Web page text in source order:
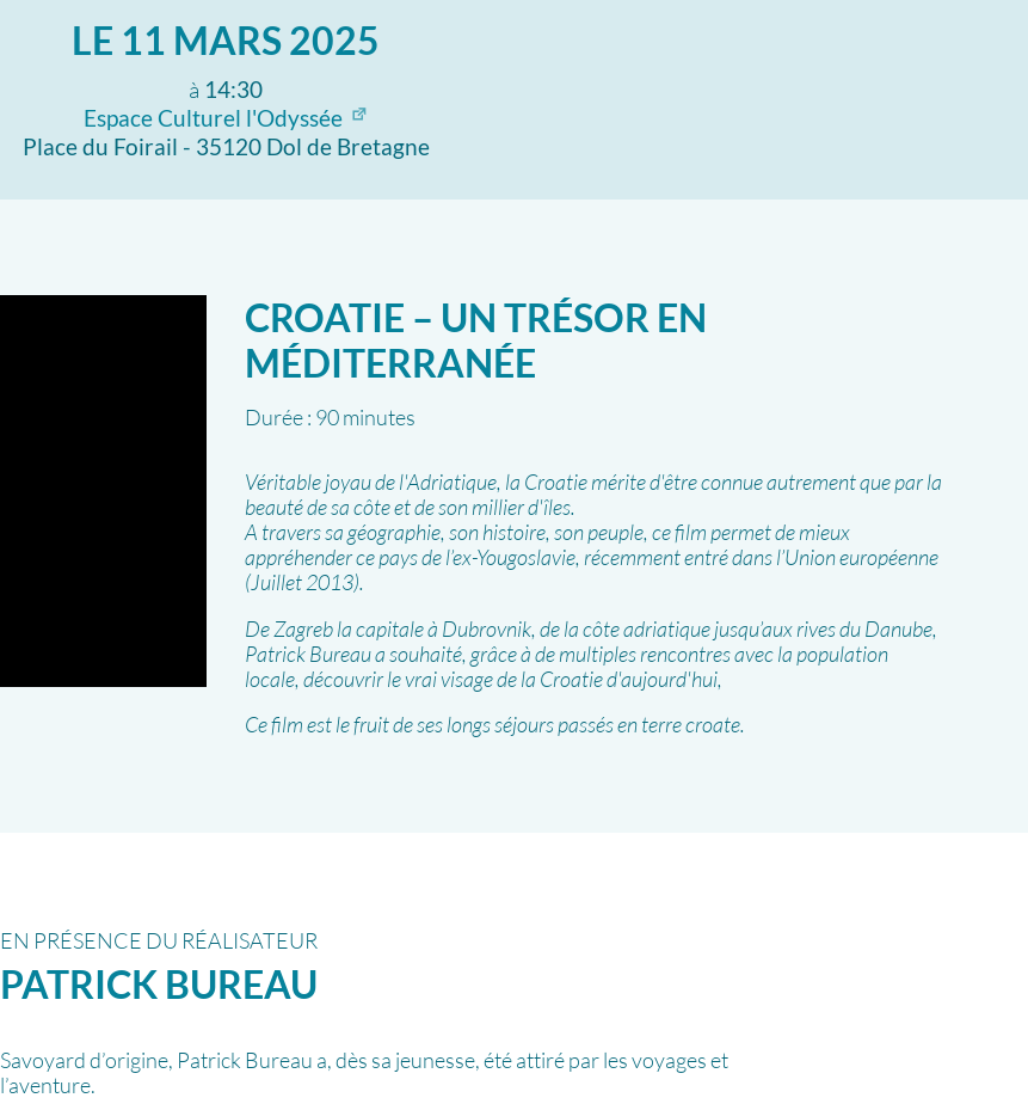
LE 11 MARS 2025
à 14:30
Espace Culturel l'Odyssée
Place du Foirail - 35120 Dol de Bretagne
CROATIE – UN TRÉSOR EN
MÉDITERRANÉE
Durée : 90 minutes
Véritable joyau de l'Adriatique, la Croatie mérite d'être connue autrement que par la
beauté de sa côte et de son millier d'îles.
A travers sa géographie, son histoire, son peuple, ce film permet de mieux
appréhender ce pays de l’ex-Yougoslavie, récemment entré dans l’Union européenne
(Juillet 2013).
De Zagreb la capitale à Dubrovnik, de la côte adriatique jusqu’aux rives du Danube,
Patrick Bureau a souhaité, grâce à de multiples rencontres avec la population
locale, découvrir le vrai visage de la Croatie d'aujourd'hui,
Ce film est le fruit de ses longs séjours passés en terre croate.
EN PRÉSENCE DU RÉALISATEUR
PATRICK BUREAU
Savoyard d’origine, Patrick Bureau a, dès sa jeunesse, été attiré par les voyages et
l’aventure.